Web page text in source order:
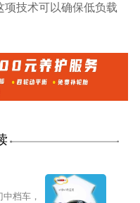
技术可以确保低负载
档车，